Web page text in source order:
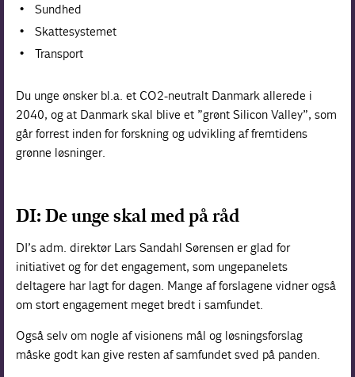
Sundhed
Skattesystemet
Transport
Du unge ønsker bl.a. et CO2-neutralt Danmark allerede i
2040, og at Danmark skal blive et ”grønt Silicon Valley”, som
går forrest inden for forskning og udvikling af fremtidens
grønne løsninger.
DI: De unge skal med på råd
DI’s adm. direktør Lars Sandahl Sørensen er glad for
initiativet og for det engagement, som ungepanelets
deltagere har lagt for dagen. Mange af forslagene vidner også
om stort engagement meget bredt i samfundet.
Også selv om nogle af visionens mål og løsningsforslag
måske godt kan give resten af samfundet sved på panden.